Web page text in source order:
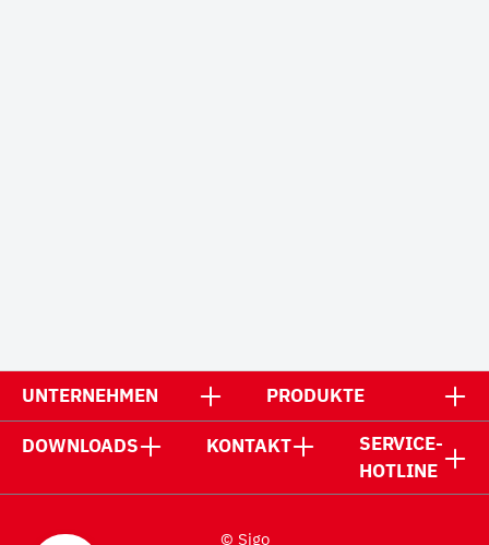
UNTERNEHMEN PRODUKTE
DOWNLOADS KONTAKT
SERVICE-
HOTLINE
© Sigo